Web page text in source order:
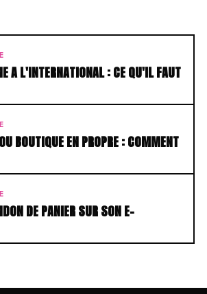
A L'INTERNATIONAL : CE QU'IL FAUT
BOUTIQUE EN PROPRE : COMMENT
DE PANIER SUR SON E-